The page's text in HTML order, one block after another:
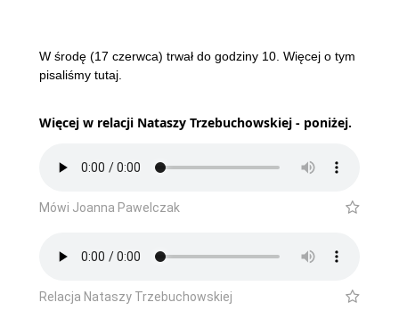
W środę (17 czerwca) trwał do godziny 10 Więcej o tym
pisaliśmy tutaj.
Więcej w relacji Nataszy Trzebuchowskiej - poniżej.
Mówi Joanna Pawelczak
Relacja Nataszy Trzebuchowskiej